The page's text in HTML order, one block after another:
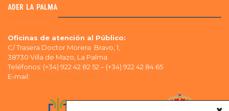
ADER LA PALMA
Oficinas de atención al Público:
C/ Trasera Doctor Morera Bravo, 1,
38730 Villa de Mazo, La Palma.
Teléfonos: (+34) 922 42 82 52 – (+34) 922 42 84 65
E-mail: